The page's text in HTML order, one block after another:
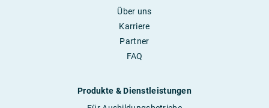
Über uns
Karriere
Partner
FAQ
Produkte & Dienstleistungen